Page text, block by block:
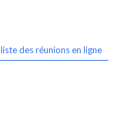
des réunions en ligne